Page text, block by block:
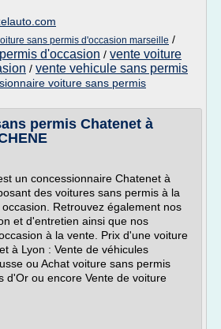
sans permis d'occasion marseille /
d'occasion / vente voiture
/ vente vehicule sans permis
voiture sans permis
permis Chatenet à
un concessionnaire Chatenet à
des voitures sans permis à la
Retrouvez également nos
et d'entretien ainsi que nos
à la vente. Prix d'une voiture
à Lyon : Vente de véhicules
ou Achat voiture sans permis
d'Or ou encore Vente de voiture